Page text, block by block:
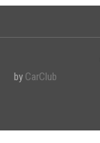
by CarClub